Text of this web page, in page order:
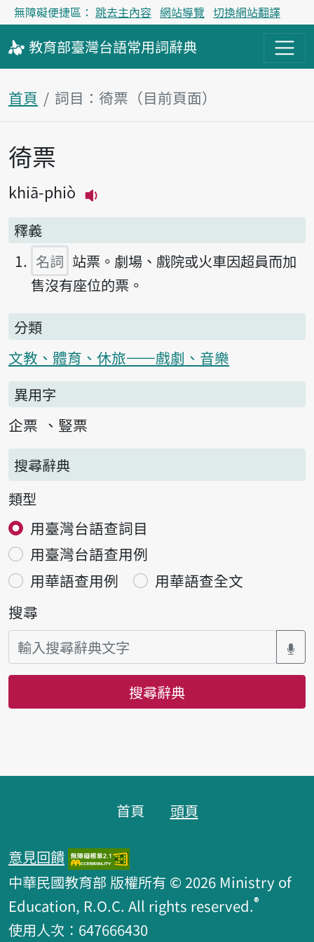
無障礙便捷區： 跳去主內容 網站導覽 切換網站翻譯
教育部臺灣台語常用詞辭典
首頁 詞目：徛票（目前頁面）
主內容區塊
徛票
khiā-phiò
釋義
名詞 站票。劇場、戲院或火車因超員而加
售沒有座位的票。
分類
文教、體育、休旅——戲劇、音樂
異用字
企票
豎票
搜尋辭典
類型
用臺灣台語查詞目
用臺灣台語查用例
用華語查用例
用華語查全文
搜尋
搜尋辭典
首頁 頭頁
意見回饋
中華民國教育部 版權所有 © 2026 Ministry of
Education, R.O.C. All rights reserved.®
使用人次：647666430